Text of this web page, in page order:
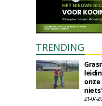
TRENDING
niets'
21-07-